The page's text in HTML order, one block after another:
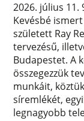
2026. július 11.
Kevésbé
született Ray
tervezésű,
Budapestet. A
összegezzük
munkáit,
síremlékét,
legnagyobb